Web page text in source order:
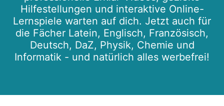
Hilfestellungen und interaktive Online-
Lernspiele warten auf dich. Jetzt auch für
die Fächer Latein, Englisch, Französisch,
Deutsch, DaZ, Physik, Chemie und
Informatik - und natürlich alles werbefrei!